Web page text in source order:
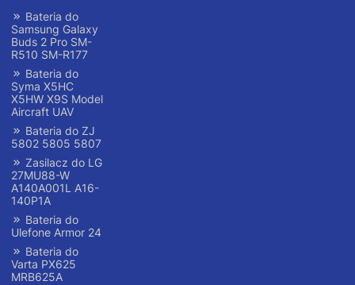
Bateria do
Samsung Galaxy
Buds 2 Pro SM-
R510 SM-R177
Bateria do
Syma X5HC
X5HW X9S Model
Aircraft UAV
Bateria do ZJ
5802 5805 5807
Zasilacz do LG
27MU88-W
A140A001L A16-
140P1A
Bateria do
Ulefone Armor 24
Bateria do
Varta PX625
MRB625A